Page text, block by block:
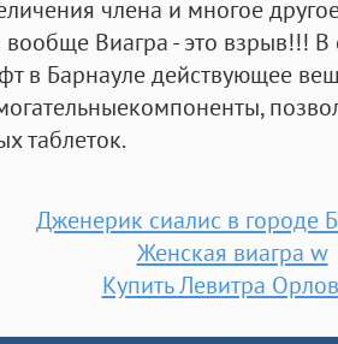
члена и многое
Виагра - это взрыв!!! В
в Барнауле действующее
таблеток.
Дженерик сиалис в городе
Женская виагра w
Купить Левитра